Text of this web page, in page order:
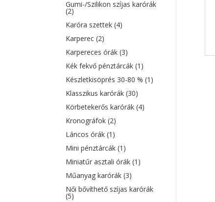
Gumi-/Szilikon szíjas karórák
(2)
Karóra szettek(4)
Karperec(2)
Karpereces órák(3)
Kék fekvő pénztárcák(1)
Készletkisöprés 30-80 %(1)
Klasszikus karórák(30)
Körbetekerős karórák(4)
Kronográfok(2)
Láncos órák(1)
Mini pénztárcák(1)
Miniatűr asztali órák(1)
Műanyag karórák(3)
Női bővíthető szíjas karórák
(5)